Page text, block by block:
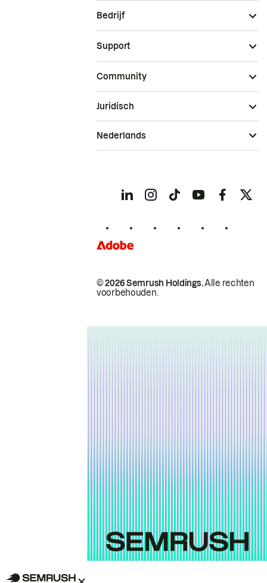
Bedrijf
Support
Community
© 2026 Semrush Holdings.Alle rechten
voorbehouden.
Juridisch
Nederlands